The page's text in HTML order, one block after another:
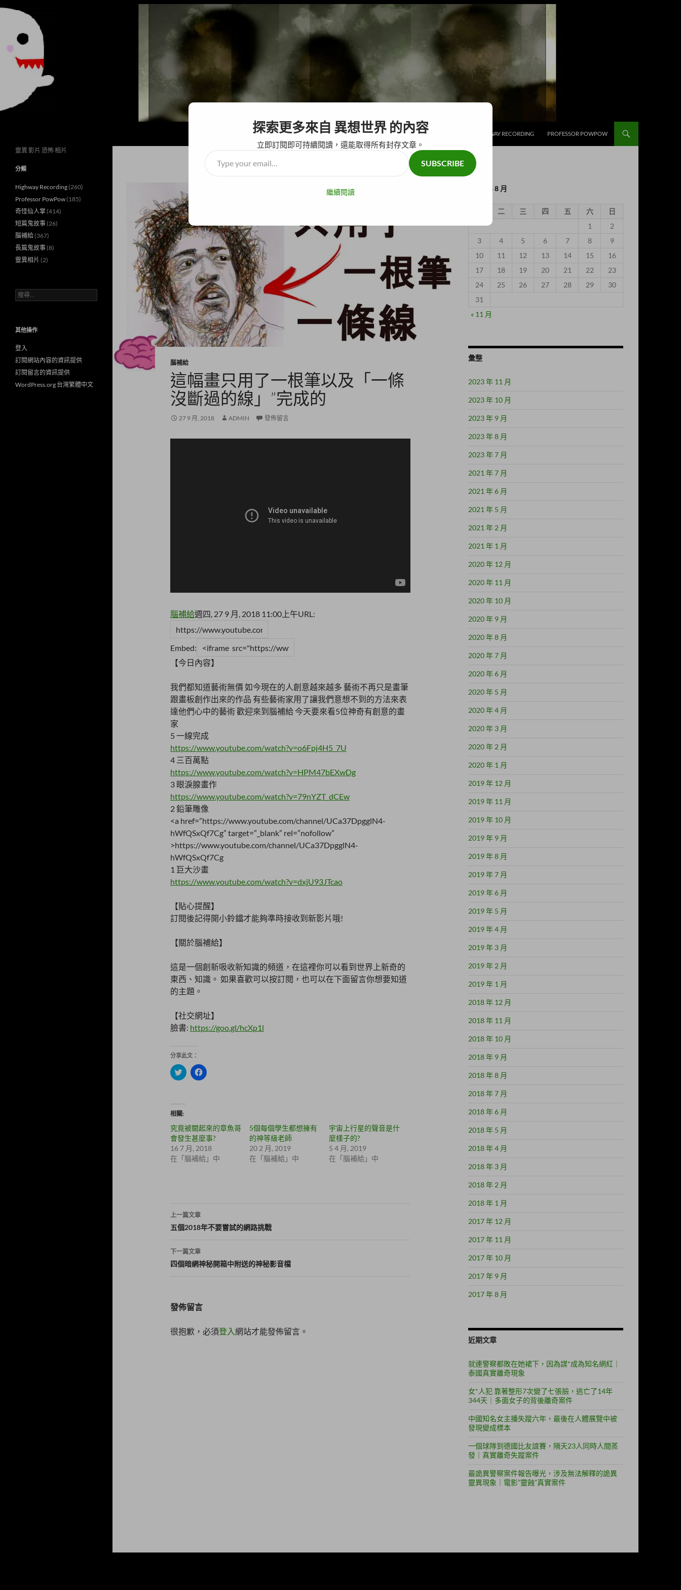
跳至主要內容
奇怪仙人掌
HIGHWAY RECORDING PROFESSOR POWPOW
腦補給
這幅畫只用了一根筆以及「一條
沒斷過的線」”完成的
27 9 月, 2018 ADMIN 發佈留言
腦補給週四, 27 9 月, 2018 11:00上午URL:
Embed:
【今日內容】
我們都知道藝術無價 如今現在的人創意越來越多 藝術不再只是畫筆
跟畫板創作出來的作品 有些藝術家用了讓我們意想不到的方法來表
達他們心中的藝術 歡迎來到腦補給 今天要來看5位神奇有創意的畫
家
5 一線完成
https://www.youtube.com/watch?v=o6Fpj4H5_7U
4 三百萬點
https://www.youtube.com/watch?v=HPM47bEXwDg
3 眼淚腺畫作
https://www.youtube.com/watch?v=79nYZT_dCEw
2 鉛筆雕像
<a href=”https://www.youtube.com/channel/UCa37DpgglN4-
hWfQSxQf7Cg” target=”_blank” rel=”nofollow”
>https://www.youtube.com/channel/UCa37DpgglN4-
hWfQSxQf7Cg
1 巨大沙畫
https://www.youtube.com/watch?v=dxjU93JTcao
【貼心提醒】
訂閱後記得開小鈴鐺才能夠準時接收到新影片哦!
【關於腦補給】
這是一個創新吸收新知識的頻道，在這裡你可以看到世界上新奇的
東西、知識。 如果喜歡可以按訂閱，也可以在下面留言你想要知道
的主題。
【社交網址】
臉書: https://goo.gl/hcXp1l
分享此文：
分
享
i
t
e
r
(
在
新
視
窗
按
一
a
c
e
b
o
o
k
)
相關
究竟被關起來的章魚哥
會發生甚麼事?
16 7 月, 2018
在「腦補給」中
5個每個學生都想擁有
的神等級老師
20 2 月, 2019
在「腦補給」中
宇宙上行星的聲音是什
麼樣子的?
5 4 月, 2019
在「腦補給」中
文
章
導
覽
上一篇文章
五個2018年不要嘗試的網路挑戰
下一篇文章
四個暗網神秘開箱中附送的神秘影音檔
發佈留言
很抱歉，必須登入網站才能發佈留言。
2026 年 8 月
二 三 四 五 六
日
1
2
3
4 5 6 7 8
9
10
11 12 13 14 15
16
17
18 19 20 21 22
23
24
25 26 27 28 29
30
31
« 11 月
彙整
2023 年 11 月
2023 年 10 月
2023 年 9 月
2023 年 8 月
2023 年 7 月
2021 年 7 月
2021 年 6 月
2021 年 5 月
2021 年 2 月
2021 年 1 月
2020 年 12 月
2020 年 11 月
2020 年 10 月
2020 年 9 月
2020 年 8 月
2020 年 7 月
2020 年 6 月
2020 年 5 月
2020 年 4 月
2020 年 3 月
2020 年 2 月
2020 年 1 月
2019 年 12 月
2019 年 11 月
2019 年 10 月
2019 年 9 月
2019 年 8 月
2019 年 7 月
2019 年 6 月
2019 年 5 月
2019 年 4 月
2019 年 3 月
2019 年 2 月
2019 年 1 月
2018 年 12 月
2018 年 11 月
2018 年 10 月
2018 年 9 月
2018 年 8 月
2018 年 7 月
2018 年 6 月
2018 年 5 月
2018 年 4 月
2018 年 3 月
2018 年 2 月
2018 年 1 月
2017 年 12 月
2017 年 11 月
2017 年 10 月
2017 年 9 月
2017 年 8 月
近期文章
就連警察都敗在她裙下，因為謀*成為知名網紅｜
泰國真實離奇現象
女*人犯 靠著整形7次變了七張臉，逃亡了14年
344天｜多面女子的背後離奇案件
中國知名女主播失蹤六年，最後在人體展覽中被
發現變成標本
一個球隊到德國比友誼賽，隔天23人同時人間蒸
發｜真實離奇失蹤案件
最詭異警察案件報告曝光，涉及無法解釋的詭異
靈異現象｜電影”靈蝕”真實案件
靈異 影片 恐怖 相片
分類
Highway Recording (260)
Professor PowPow (185)
奇怪仙人掌 (414)
短篇鬼故事 (26)
腦補給 (367)
長篇鬼故事 (8)
靈異相片 (2)
搜
尋
字:
其他操作
登入
訂閱網站內容的資訊提供
訂閱留言的資訊提供
WordPress.org 台灣繁體中文
探索更多來自 異想世界 的內容
立即訂閱即可持續閱讀，還能取得所有封存文章。
Type
your
email…
SUBSCRIBE
繼續閱讀